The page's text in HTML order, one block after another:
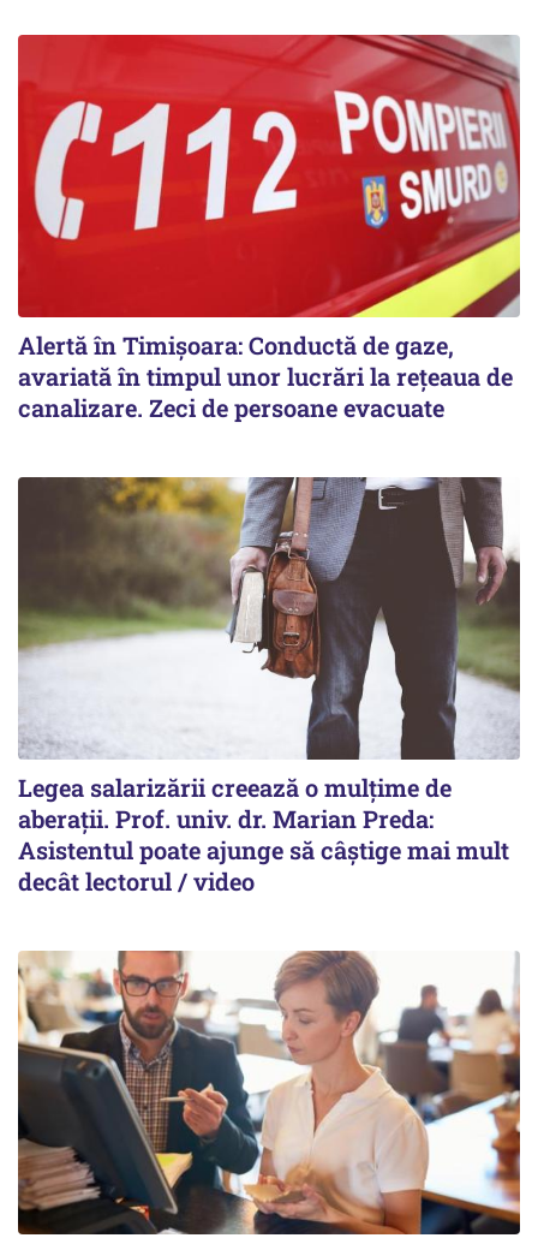
Alertă în Timișoara: Conductă de gaze,
avariată în timpul unor lucrări la rețeaua de
canalizare. Zeci de persoane evacuate
Legea salarizării creează o mulțime de
aberații. Prof. univ. dr. Marian Preda:
Asistentul poate ajunge să câștige mai mult
decât lectorul / video